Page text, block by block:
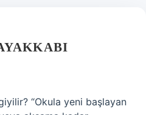
“Okula yeni başlayan